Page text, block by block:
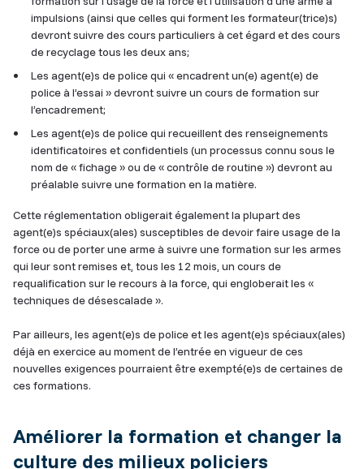
impulsions (ainsi que celles qui forment les formateur(trice)s)
devront suivre des cours particuliers à cet égard et des cours
de recyclage tous les deux ans;
Les agent(e)s de police qui « encadrent un(e) agent(e) de
police à l’essai » devront suivre un cours de formation sur
l’encadrement;
Les agent(e)s de police qui recueillent des renseignements
identificatoires et confidentiels (un processus connu sous le
nom de « fichage » ou de « contrôle de routine ») devront au
préalable suivre une formation en la matière.
Cette réglementation obligerait également la plupart des
agent(e)s spéciaux(ales) susceptibles de devoir faire usage de la
force ou de porter une arme à suivre une formation sur les armes
qui leur sont remises et, tous les 12 mois, un cours de
requalification sur le recours à la force, qui engloberait les «
techniques de désescalade ».
Par ailleurs, les agent(e)s de police et les agent(e)s spéciaux(ales)
déjà en exercice au moment de l’entrée en vigueur de ces
nouvelles exigences pourraient être exempté(e)s de certaines de
ces formations.
Améliorer la formation et changer la
culture des milieux policiers